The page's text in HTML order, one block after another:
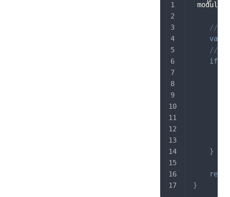
module
// 读
var
// 判
if
}
}